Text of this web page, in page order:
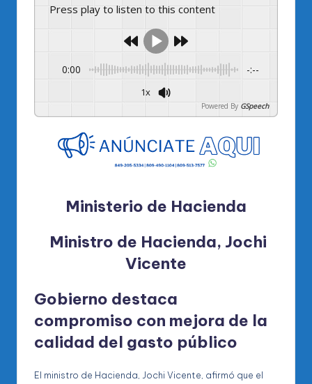
Press play to listen to this content
0:00 -:--
1x
Powered By GSpeech
Ministerio de Hacienda
Ministro de Hacienda, Jochi
Vicente
Gobierno destaca
compromiso con mejora de la
calidad del gasto público
El ministro de Hacienda, Jochi Vicente, afirmó que el